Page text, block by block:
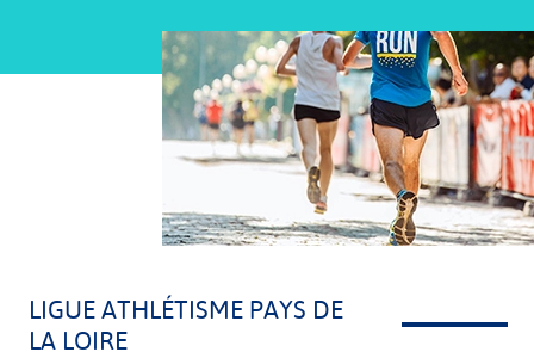
Ligue Grand Est Handball
Ligue Auvergne Rhône-Alpes Handball
Ligue Hauts-de-France Handball
Ligue Pays de la Loire Handball
LIGUE ATHLÉTISME PAYS DE
LA LOIRE